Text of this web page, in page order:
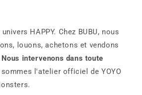
HAPPY. Chez BUBU, nous
louons, achetons et vendons
Nous intervenons dans toute
sommes l'atelier officiel de YOYO